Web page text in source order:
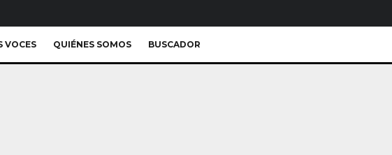
VOCES QUIÉNES SOMOS BUSCADOR